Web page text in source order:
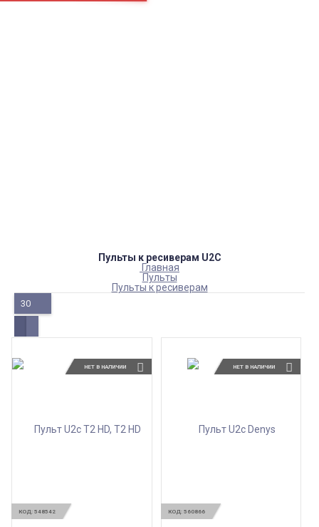
Пульты к ресиверам U2C
Главная
Пульты
Пульты к ресиверам
30
НЕТ В НАЛИЧИИ
КОД: 548542
НЕТ В НАЛИЧИИ
КОД: 560866